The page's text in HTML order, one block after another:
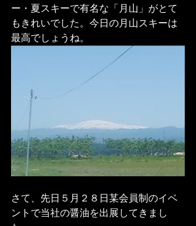
ー・夏スキーで有名な「月山」がとて
もきれいでした。今日の月山スキーは
最高でしょうね。
さて、先日５月２８日某会員制のイベ
ントで当社の醤油を出展してきまし